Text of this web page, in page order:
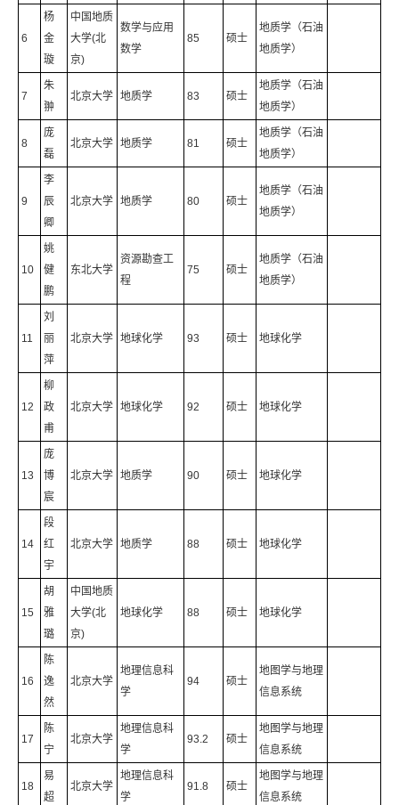
6
杨
金
璇
中国地质
大学(北
京)
数学与应用
数学
85 硕士
地质学（石油
地质学）
7
朱
翀
北京大学 地质学 83 硕士
地质学（石油
地质学）
8
庞
磊
北京大学 地质学 81 硕士
地质学（石油
地质学）
9
李
辰
卿
北京大学 地质学 80 硕士
地质学（石油
地质学）
10
姚
健
鹏
东北大学
资源勘查工
程
75 硕士
地质学（石油
地质学）
11
刘
丽
萍
北京大学 地球化学 93 硕士 地球化学
12
柳
政
甫
北京大学 地球化学 92 硕士 地球化学
13
庞
博
宸
北京大学 地质学 90 硕士 地球化学
14
段
红
宇
北京大学 地质学 88 硕士 地球化学
15
胡
雅
璐
中国地质
大学(北
京)
地球化学 88 硕士 地球化学
16
陈
逸
然
北京大学
地理信息科
学
94 硕士
地图学与地理
信息系统
17
陈
宁
北京大学
地理信息科
学
93.2 硕士
地图学与地理
信息系统
18
易
超
北京大学
地理信息科
学
91.8 硕士
地图学与地理
信息系统